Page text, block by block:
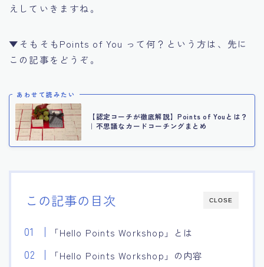
えしていきますね。
▼そもそもPoints of You って何？という方は、先に
この記事をどうぞ。
あわせて読みたい
【認定コーチが徹底解説】Points of Youとは？
｜不思議なカードコーチングまとめ
CLOSE
この記事の目次
「Hello Points Workshop」とは
「Hello Points Workshop」の内容